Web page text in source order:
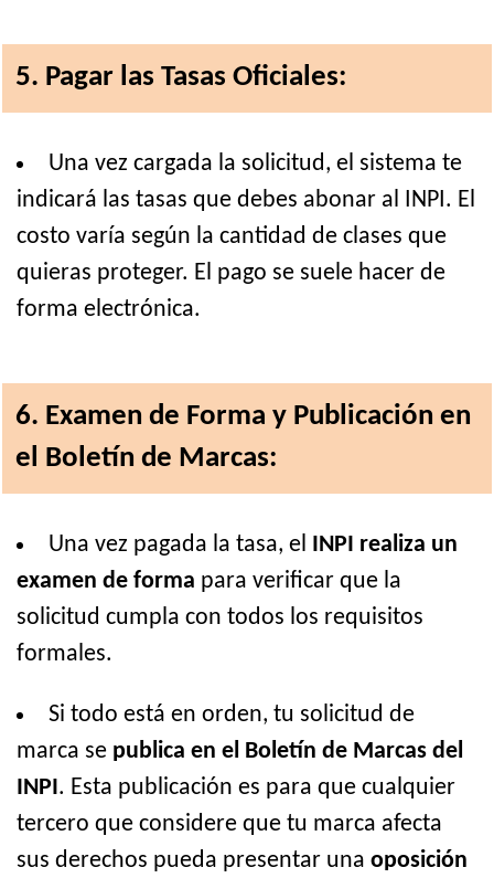
5. Pagar las Tasas Oficiales:
Una vez cargada la solicitud, el sistema te
indicará las tasas que debes abonar al INPI. El
costo varía según la cantidad de clases que
quieras proteger. El pago se suele hacer de
forma electrónica.
6. Examen de Forma y Publicación en
el Boletín de Marcas:
Una vez pagada la tasa, el INPI realiza un
examen de forma para verificar que la
solicitud cumpla con todos los requisitos
formales.
Si todo está en orden, tu solicitud de
marca se publica en el Boletín de Marcas del
INPI. Esta publicación es para que cualquier
tercero que considere que tu marca afecta
sus derechos pueda presentar una oposición